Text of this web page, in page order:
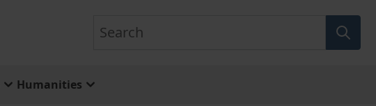
Humanities